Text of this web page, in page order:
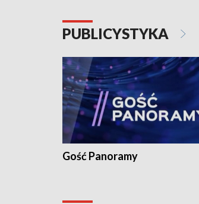
PUBLICYSTYKA
Gość Panoramy